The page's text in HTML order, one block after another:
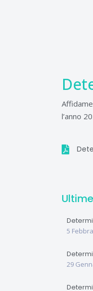
l’anno
5
29